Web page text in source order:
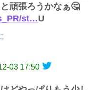
頑張ろうかなぁ🤔
st…U
03 17:50